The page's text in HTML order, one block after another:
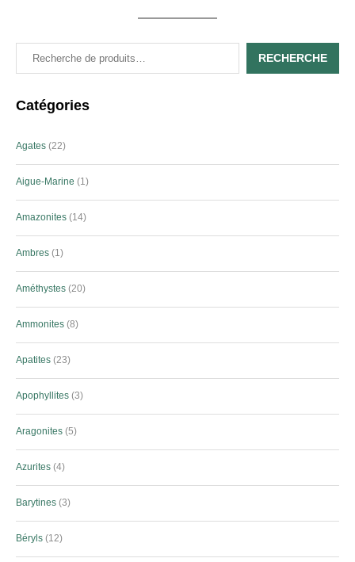
RECHERCHE
Catégories
Agates 22
Aigue-Marine 1
Amazonites 14
Ambres 1
Améthystes 20
Ammonites 8
Apatites 23
Apophyllites 3
Aragonites 5
Azurites 4
Barytines 3
Béryls 12